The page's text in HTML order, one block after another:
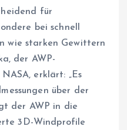
für
bei schnell
wie starken Gewittern
der AWP-
erklärt: „Es
über der
der AWP in die
3D-Windprofile